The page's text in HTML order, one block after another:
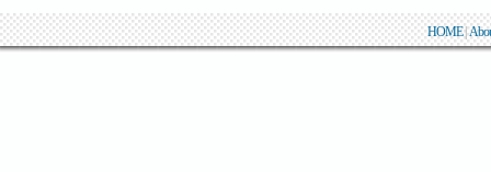
HOME|